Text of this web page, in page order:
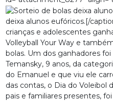
deixa alunos eufóricos.[/
crianças e adolescentes
Volleyball Your Way e
bolas. Um dos ganhadores
Temansky, 9 anos, da
do Emanuel e que viu ele
das contas, o Dia do Voleibol
pais e familiares presentes,